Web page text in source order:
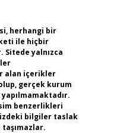
herhangi bir
ile hiçbir
Sitede yalnızca
alan içerikler
gerçek kurum
benzerlikleri
bilgiler taslak